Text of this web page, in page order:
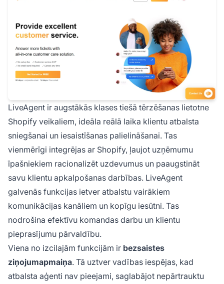
LiveAgent ir augstākās klases tiešā tērzēšanas lietotne
Shopify veikaliem, ideāla reālā laika klientu atbalsta
sniegšanai un iesaistīšanas palielināšanai. Tas
vienmērīgi integrējas ar Shopify, ļaujot uzņēmumu
īpašniekiem racionalizēt uzdevumus un paaugstināt
savu klientu apkalpošanas darbības. LiveAgent
galvenās funkcijas ietver atbalstu vairākiem
komunikācijas kanāliem un kopīgu iesūtni. Tas
nodrošina efektīvu komandas darbu un klientu
pieprasījumu pārvaldību.
Viena no izcilajām funkcijām ir bezsaistes
ziņojumapmaiņa. Tā uztver vadības iespējas, kad
atbalsta aģenti nav pieejami, saglabājot nepārtrauktu